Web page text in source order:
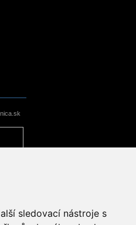
sledovací nástroje s